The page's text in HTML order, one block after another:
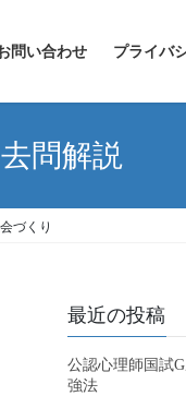
問い合わせ プライバ
問解説
づくり
最近の投稿
公認心理師国試
強法